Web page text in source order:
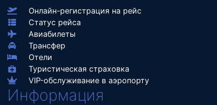
Онлайн-регистрация на рейс
Статус рейса
Авиабилеты
Трансфер
Отели
Туристическая страховка
VIP-обслуживание в аэропорту
Информация